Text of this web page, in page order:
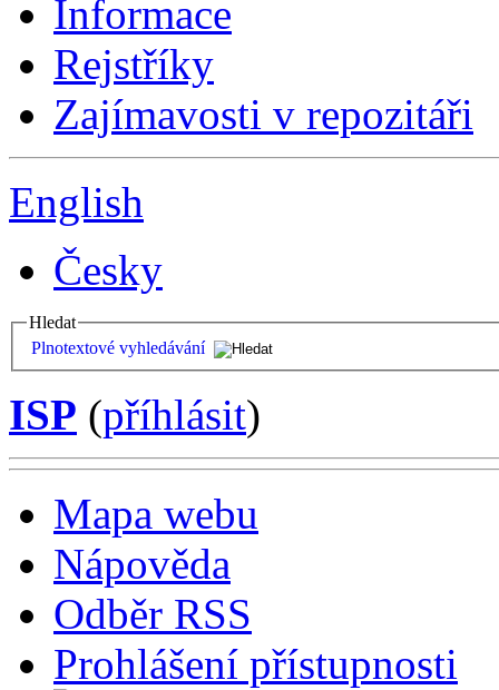
Informace
Rejstříky
Zajímavosti v repozitáři
English
Česky
Hledat
Plnotextové vyhledávání
ISP (příhlásit)
Mapa webu
Nápověda
Odběr RSS
Prohlášení přístupnosti